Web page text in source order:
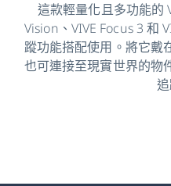
這款輕量化且多功能的
Vision、VIVE Focus 3 和
蹤功能搭配使用。將它戴
也可連接至現實世界的物